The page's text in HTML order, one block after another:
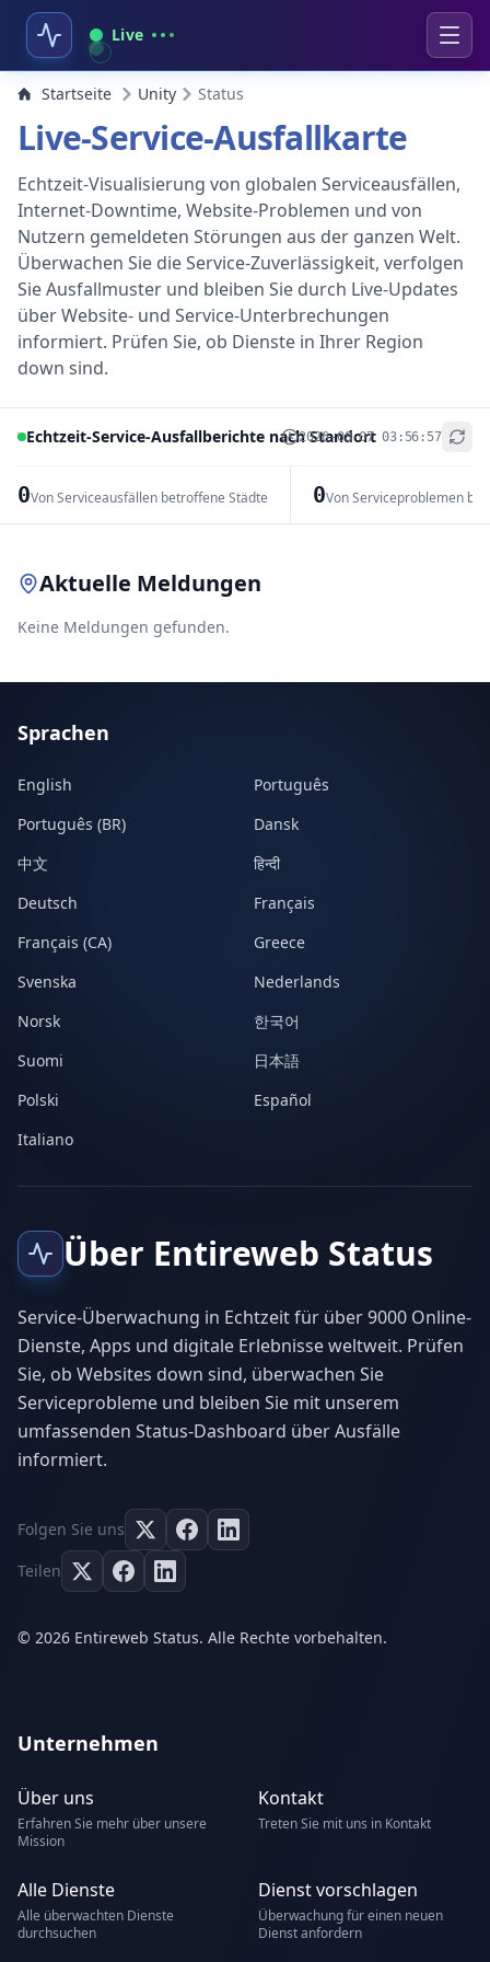
Live
Startseite Unity Status
Live-Service-Ausfallkarte
Echtzeit-Visualisierung von globalen Serviceausfällen,
Internet-Downtime, Website-Problemen und von
Nutzern gemeldeten Störungen aus der ganzen Welt.
Überwachen Sie die Service-Zuverlässigkeit, verfolgen
Sie Ausfallmuster und bleiben Sie durch Live-Updates
über Website- und Service-Unterbrechungen
informiert. Prüfen Sie, ob Dienste in Ihrer Region
down sind.
Echtzeit-Service-Ausfallberichte nach Standort
2026-08-07 03:56:57
0Von Serviceausfällen betroffene Städte 0Von Serviceproblemen
+
Aktuelle Meldungen
Keine Meldungen gefunden.
Sprachen
English
Português
Português (BR)
Dansk
中文
हिन्दी
Deutsch
Français
Français (CA)
Greece
Svenska
Nederlands
Norsk
한국어
Suomi
日本語
Polski
Español
Italiano
Über Entireweb Status
Service-Überwachung in Echtzeit für über 9000 Online-
Dienste, Apps und digitale Erlebnisse weltweit. Prüfen
Sie, ob Websites down sind, überwachen Sie
Serviceprobleme und bleiben Sie mit unserem
umfassenden Status-Dashboard über Ausfälle
informiert.
Folgen Sie uns
Teilen
© 2026 Entireweb Status. Alle Rechte vorbehalten.
Unternehmen
Über uns
Erfahren Sie mehr über unsere
Mission
Kontakt
Treten Sie mit uns in Kontakt
Alle Dienste
Alle überwachten Dienste
durchsuchen
Dienst vorschlagen
Überwachung für einen neuen
Dienst anfordern